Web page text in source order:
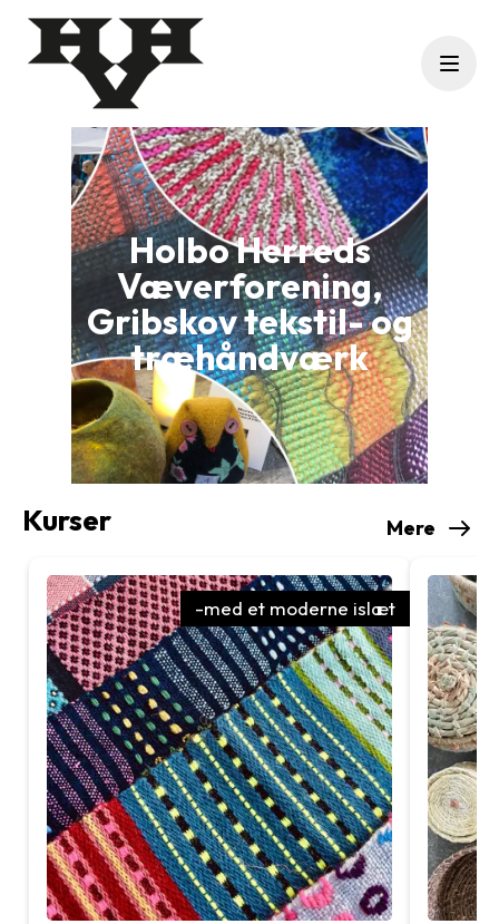
Holbo Herreds
Væverforening,
Gribskov tekstil- og
træhåndværk
Kurser Mere
-med et moderne islæt